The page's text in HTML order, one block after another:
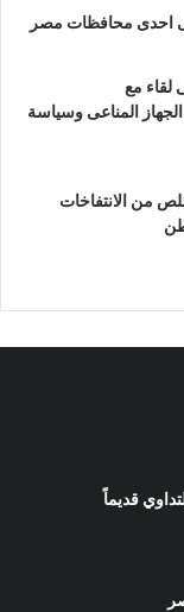
احدى محافظات مصر
لقاء مع
المناعى وسياسة
من الانتفاخات
قديماً